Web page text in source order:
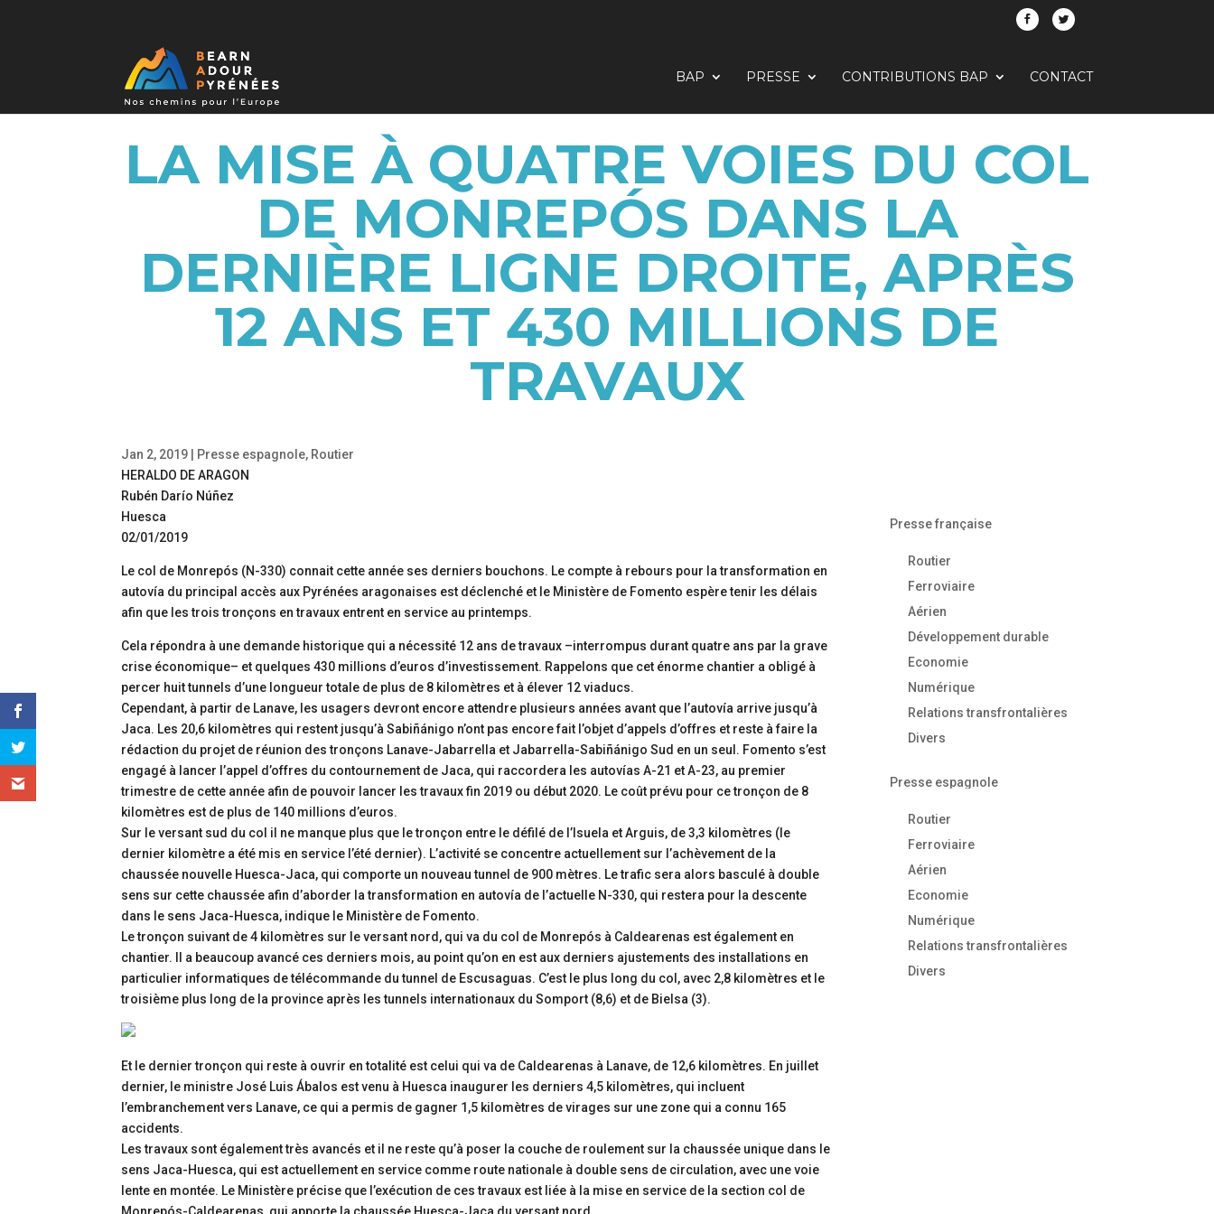
BAP PRESSE CONTRIBUTIONS BAP CONTACT
LA MISE À QUATRE VOIES DU COL
DE MONREPÓS DANS LA
DERNIÈRE LIGNE DROITE, APRÈS
12 ANS ET 430 MILLIONS DE
TRAVAUX
Jan 2, 2019 Presse espagnole, Routier
HERALDO DE ARAGON
Rubén Darío Núñez
Huesca
02/01/2019
Le col de Monrepós (N-330) connait cette année ses derniers bouchons. Le compte à rebours pour la transformation en
autovía du principal accès aux Pyrénées aragonaises est déclenché et le Ministère de Fomento espère tenir les délais
afin que les trois tronçons en travaux entrent en service au printemps.
Cela répondra à une demande historique qui a nécessité 12 ans de travaux –interrompus durant quatre ans par la grave
crise économique­­– et quelques 430 millions d’euros d’investissement. Rappelons que cet énorme chantier a obligé à
percer huit tunnels d’une longueur totale de plus de 8 kilomètres et à élever 12 viaducs.
Cependant, à partir de Lanave, les usagers devront encore attendre plusieurs années avant que l’autovía arrive jusqu’à
Jaca. Les 20,6 kilomètres qui restent jusqu’à Sabiñánigo n’ont pas encore fait l’objet d’appels d’offres et reste à faire la
rédaction du projet de réunion des tronçons Lanave-Jabarrella et Jabarrella-Sabiñánigo Sud en un seul. Fomento s’est
engagé à lancer l’appel d’offres du contournement de Jaca, qui raccordera les autovías A-21 et A-23, au premier
trimestre de cette année afin de pouvoir lancer les travaux fin 2019 ou début 2020. Le coût prévu pour ce tronçon de 8
kilomètres est de plus de 140 millions d’euros.
Sur le versant sud du col il ne manque plus que le tronçon entre le défilé de l’Isuela et Arguis, de 3,3 kilomètres (le
dernier kilomètre a été mis en service l’été dernier). L’activité se concentre actuellement sur l’achèvement de la
chaussée nouvelle Huesca-Jaca, qui comporte un nouveau tunnel de 900 mètres. Le trafic sera alors basculé à double
sens sur cette chaussée afin d’aborder la transformation en autovía de l’actuelle N-330, qui restera pour la descente
dans le sens Jaca-Huesca, indique le Ministère de Fomento.
Le tronçon suivant de 4 kilomètres sur le versant nord, qui va du col de Monrepós à Caldearenas est également en
chantier. Il a beaucoup avancé ces derniers mois, au point qu’on en est aux derniers ajustements des installations en
particulier informatiques de télécommande du tunnel de Escusaguas. C’est le plus long du col, avec 2,8 kilomètres et le
troisième plus long de la province après les tunnels internationaux du Somport (8,6) et de Bielsa (3).
Et le dernier tronçon qui reste à ouvrir en totalité est celui qui va de Caldearenas à Lanave, de 12,6 kilomètres. En juillet
dernier, le ministre José Luis Ábalos est venu à Huesca inaugurer les derniers 4,5 kilomètres, qui incluent
l’embranchement vers Lanave, ce qui a permis de gagner 1,5 kilomètres de virages sur une zone qui a connu 165
accidents.
Les travaux sont également très avancés et il ne reste qu’à poser la couche de roulement sur la chaussée unique dans le
sens Jaca-Huesca, qui est actuellement en service comme route nationale à double sens de circulation, avec une voie
lente en montée. Le Ministère précise que l’exécution de ces travaux est liée à la mise en service de la section col de
Presse française
Routier
Ferroviaire
Aérien
Développement durable
Economie
Numérique
Relations transfrontalières
Divers
Presse espagnole
Routier
Ferroviaire
Aérien
Economie
Numérique
Relations transfrontalières
Divers